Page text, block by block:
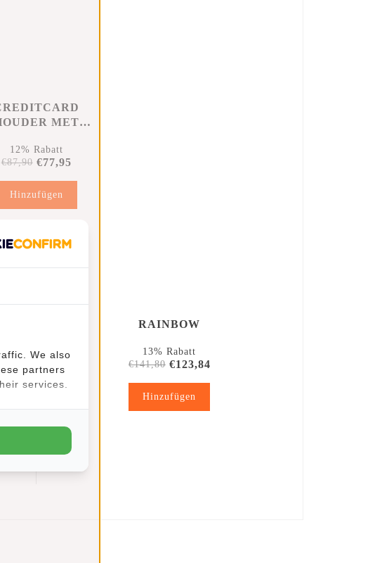
MET
12% Rabatt
€87,90 €77,95
Hinzufügen
RAINBOW
13% Rabatt
€141,80 €123,84
Hinzufügen
We also
partners
services.